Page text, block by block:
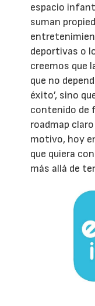
espacio
suman
deportivas o
creemos que
que no
éxito’, sino
contenido de
roadmap
motivo, hoy
que quiera
más allá de